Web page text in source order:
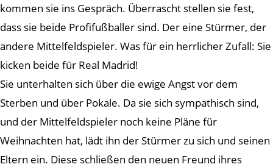
kommen sie ins Gespräch. Überrascht stellen sie fest,
dass sie beide Profifußballer sind. Der eine Stürmer, der
andere Mittelfeldspieler. Was für ein herrlicher Zufall: Sie
kicken beide für Real Madrid!
Sie unterhalten sich über die ewige Angst vor dem
Sterben und über Pokale. Da sie sich sympathisch sind,
und der Mittelfeldspieler noch keine Pläne für
Weihnachten hat, lädt ihn der Stürmer zu sich und seinen
Eltern ein. Diese schließen den neuen Freund ihres